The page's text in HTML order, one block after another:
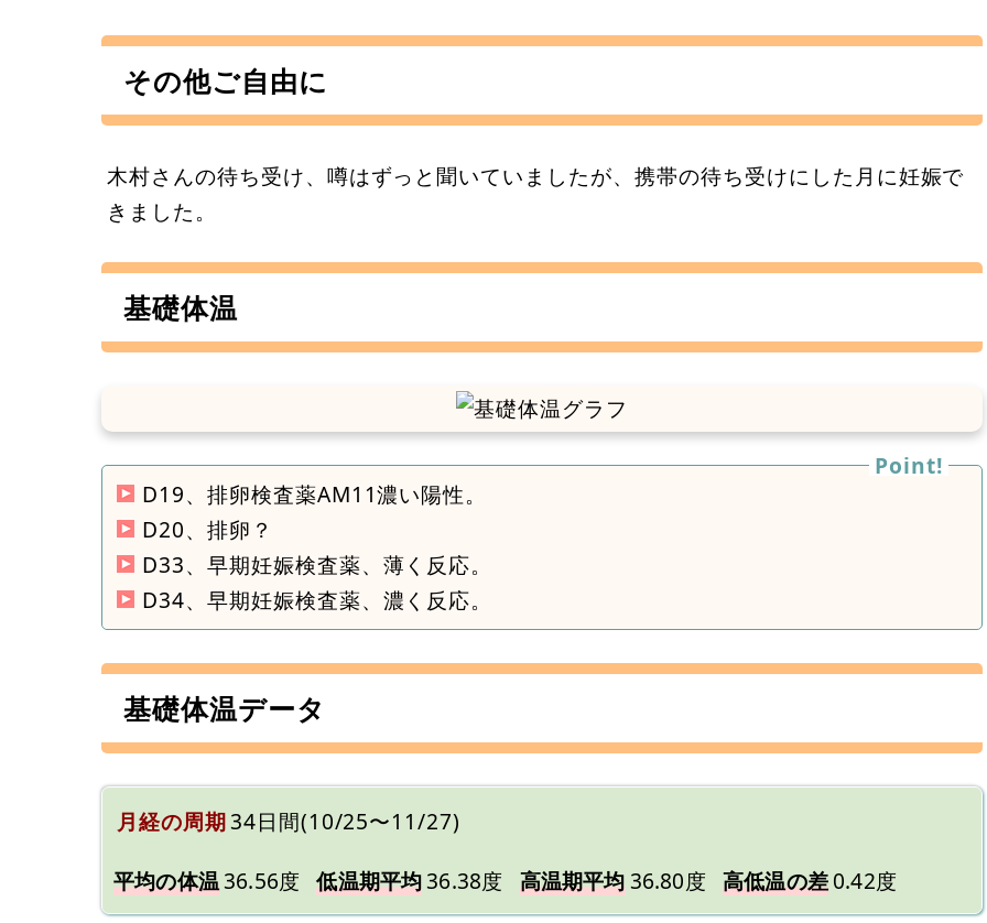
その他ご自由に
木村さんの待ち受け、噂はずっと聞いていましたが、携帯の待ち受けにした月に妊娠で
きました。
基礎体温
D19、排卵検査薬AM11濃い陽性。
D20、排卵？
D33、早期妊娠検査薬、薄く反応。
D34、早期妊娠検査薬、濃く反応。
基礎体温データ
月経の周期34日間(10/25〜11/27)
平均の体温36.56度 低温期平均36.38度 高温期平均36.80度 高低温の差0.42度